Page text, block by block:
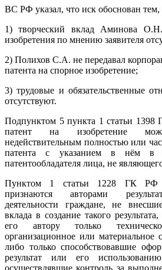
ВС РФ указал, что иск обоснован тем,
1) творческий вклад Аминова
изобретения по мнению заявителя
2) Полихов С.А. не передавал
патента на спорное изобретение;
3) трудовые и обязательственные
отсутствуют.
Подпунктом 5 пункта 1 статьи 1398
патент на изобретение
недействительным полностью или
патента с указанием в нём в
патентообладателя лица, не
Пунктом 1 статьи 1228 ГК РФ
признаются авторами
деятельности граждане, не
вклада в создание такого
его автору только
организационное или материальное
либо только способствовавшие
результат или его
осуществлявшие контроль за